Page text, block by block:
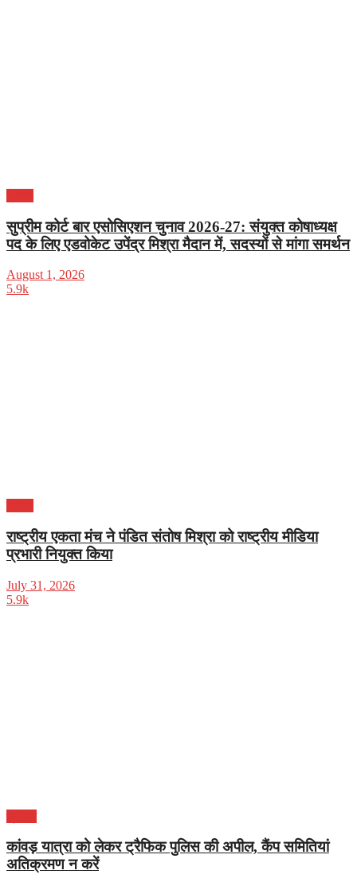
सुप्रीम कोर्ट बार एसोसिएशन चुनाव 2026-27: संयुक्त कोषाध्यक्ष
पद के लिए एडवोकेट उपेंद्र मिश्रा मैदान में, सदस्यों से मांगा समर्थन
August 1, 2026
5.9k
राष्ट्रीय एकता मंच ने पंडित संतोष मिश्रा को राष्ट्रीय मीडिया
प्रभारी नियुक्त किया
July 31, 2026
5.9k
कांवड़ यात्रा को लेकर ट्रैफिक पुलिस की अपील, कैंप समितियां
अतिक्रमण न करें